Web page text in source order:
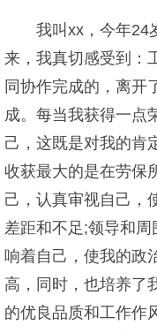
我叫xx，今年24
来，我真切感受到：
同协作完成的，离开
成。每当我获得一点
己，这既是对我的肯
收获最大的是在劳保
己，认真审视自己，
差距和不足;领导和
响着自己，使我的政
高，同时，也培养了
的优良品质和工作作